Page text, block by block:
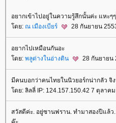
อยากเข้าไปอยู่ในความรู้สึกนั้นค่ะ แหะๆๆ
โดย: ณ เมืองเบียร์ 28 กันยายน
อยากไปเหมือนกันอะ
โดย: พลูด่างในอ่างดิน 28 กันยายน
มีคนบอกว่าคนไทยในนิวยอร์กน่ากลัว จิ
โดย: ลิลลี่ IP: 124.157.150.42 7 ตุลาค
สวัสดีค่ะ. อยู่ซานฟราน. ทำมาสองปีแล้ว